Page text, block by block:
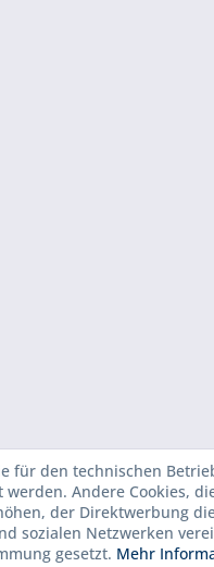
für den technischen
Andere Cookies,
der Direktwerbung
sozialen Netzwerken
gesetzt. Mehr